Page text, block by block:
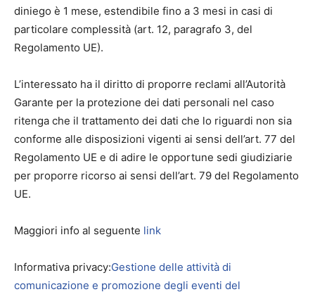
diniego è 1 mese, estendibile fino a 3 mesi in casi di
particolare complessità (art. 12, paragrafo 3, del
Regolamento UE).
L’interessato ha il diritto di proporre reclami all’Autorità
Garante per la protezione dei dati personali nel caso
ritenga che il trattamento dei dati che lo riguardi non sia
conforme alle disposizioni vigenti ai sensi dell’art. 77 del
Regolamento UE e di adire le opportune sedi giudiziarie
per proporre ricorso ai sensi dell’art. 79 del Regolamento
UE.
Maggiori info al seguente link
Informativa privacy:Gestione delle attività di
comunicazione e promozione degli eventi del